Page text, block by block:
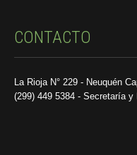
CONTACTO
La Rioja N° 229 - Neuquén
(299) 449 5384 - Secretaría y